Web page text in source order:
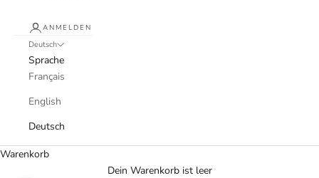
ANMELDEN
Deutsch
Sprache
Français
English
Deutsch
Warenkorb
Dein Warenkorb ist leer